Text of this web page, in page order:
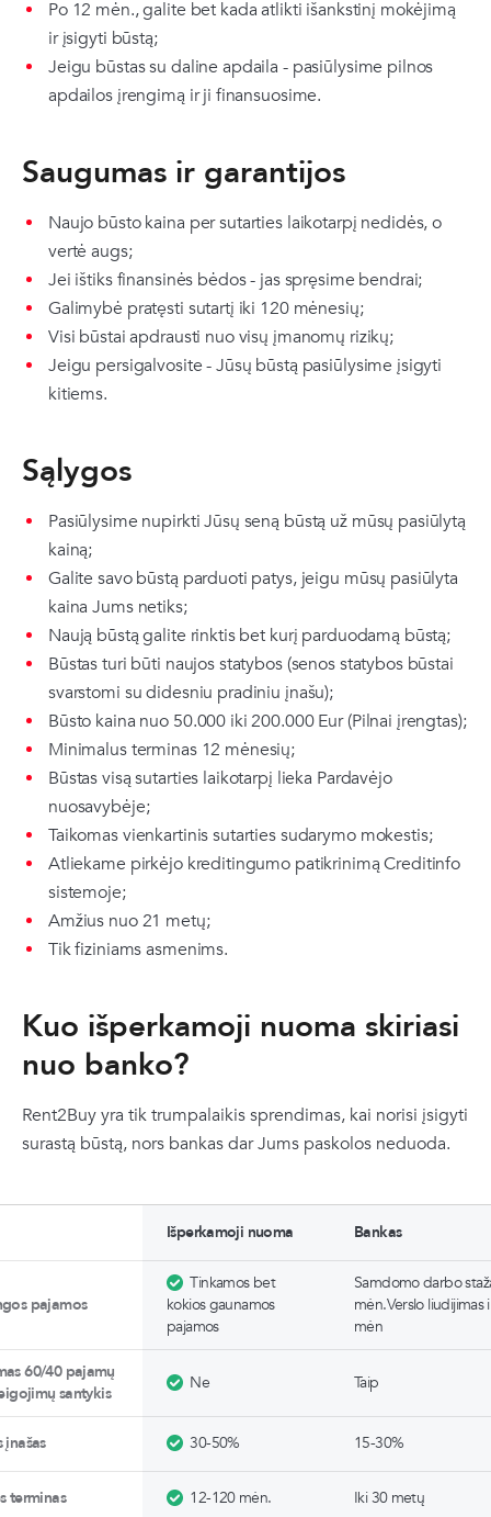
Po 12 mėn., galite bet kada atlikti išankstinį mokėjimą
ir įsigyti būstą;
Jeigu būstas su daline apdaila - pasiūlysime pilnos
apdailos įrengimą ir ji finansuosime.
Saugumas ir garantijos
Naujo būsto kaina per sutarties laikotarpį nedidės, o
vertė augs;
Jei ištiks finansinės bėdos - jas spręsime bendrai;
Galimybė pratęsti sutartį iki 120 mėnesių;
Visi būstai apdrausti nuo visų įmanomų rizikų;
Jeigu persigalvosite - Jūsų būstą pasiūlysime įsigyti
kitiems.
Sąlygos
Pasiūlysime nupirkti Jūsų seną būstą už mūsų pasiūlytą
kainą;
Galite savo būstą parduoti patys, jeigu mūsų pasiūlyta
kaina Jums netiks;
Naują būstą galite rinktis bet kurį parduodamą būstą;
Būstas turi būti naujos statybos (senos statybos būstai
svarstomi su didesniu pradiniu įnašu);
Būsto kaina nuo 50.000 iki 200.000 Eur (Pilnai įrengtas);
Minimalus terminas 12 mėnesių;
Būstas visą sutarties laikotarpį lieka Pardavėjo
nuosavybėje;
Taikomas vienkartinis sutarties sudarymo mokestis;
Atliekame pirkėjo kreditingumo patikrinimą Creditinfo
sistemoje;
Amžius nuo 21 metų;
Tik fiziniams asmenims.
Kuo išperkamoji nuoma skiriasi
nuo banko?
Rent2Buy yra tik trumpalaikis sprendimas, kai norisi įsigyti
surastą būstą, nors bankas dar Jums paskolos neduoda.
Išperkamoji nuoma Bankas
pajamos
Tinkamos bet
kokios gaunamos
pajamos
Samdomo darbo
mėn.Verslo liudijimas
mėn
60/40 pajamų
santykis
Ne Taip
įnašas 30-50% 15-30%
terminas 12-120 mėn. Iki 30 metų